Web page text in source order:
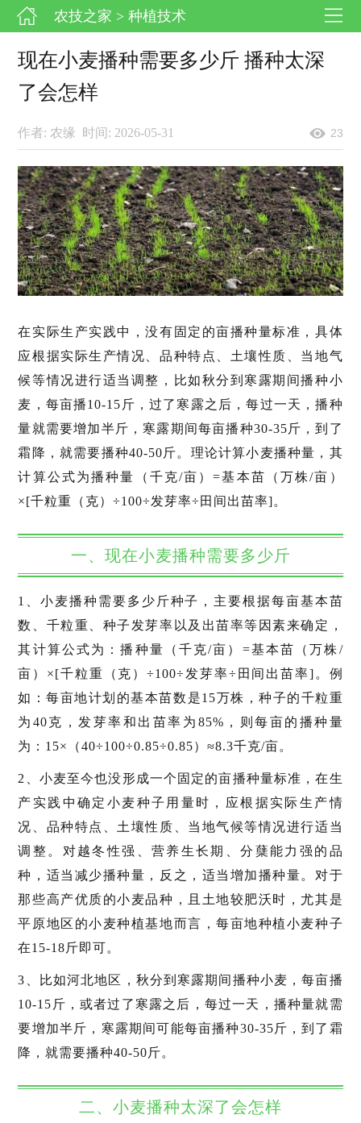
农技之家 > 种植技术
现在小麦播种需要多少斤 播种太深
了会怎样
作者: 农缘 时间: 2026-05-31 23
在实际生产实践中，没有固定的亩播种量标准，具体
应根据实际生产情况、品种特点、土壤性质、当地气
候等情况进行适当调整，比如秋分到寒露期间播种小
麦，每亩播10-15斤，过了寒露之后，每过一天，播种
量就需要增加半斤，寒露期间每亩播种30-35斤，到了
霜降，就需要播种40-50斤。理论计算小麦播种量，其
计算公式为播种量（千克/亩）=基本苗（万株/亩）
×[千粒重（克）÷100÷发芽率÷田间出苗率]。
一、现在小麦播种需要多少斤
1、小麦播种需要多少斤种子，主要根据每亩基本苗
数、千粒重、种子发芽率以及出苗率等因素来确定，
其计算公式为：播种量（千克/亩）=基本苗（万株/
亩）×[千粒重（克）÷100÷发芽率÷田间出苗率]。例
如：每亩地计划的基本苗数是15万株，种子的千粒重
为40克，发芽率和出苗率为85%，则每亩的播种量
为：15×（40÷100÷0.85÷0.85）≈8.3千克/亩。
2、小麦至今也没形成一个固定的亩播种量标准，在生
产实践中确定小麦种子用量时，应根据实际生产情
况、品种特点、土壤性质、当地气候等情况进行适当
调整。对越冬性强、营养生长期、分蘖能力强的品
种，适当减少播种量，反之，适当增加播种量。对于
那些高产优质的小麦品种，且土地较肥沃时，尤其是
平原地区的小麦种植基地而言，每亩地种植小麦种子
在15-18斤即可。
3、比如河北地区，秋分到寒露期间播种小麦，每亩播
10-15斤，或者过了寒露之后，每过一天，播种量就需
要增加半斤，寒露期间可能每亩播种30-35斤，到了霜
降，就需要播种40-50斤。
二、小麦播种太深了会怎样